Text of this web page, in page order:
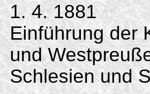
1. 4. 1881
Einführung der
und
Schlesien und